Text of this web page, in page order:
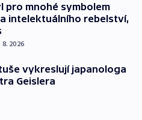
pro mnohé symbolem
intelektuálního rebelství,
8. 2026
vykreslují japanologa
Geislera